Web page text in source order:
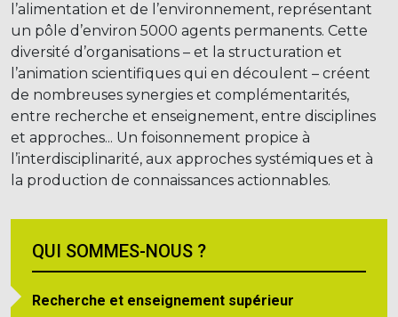
l’alimentation et de l’environnement, représentant
un pôle d’environ 5000 agents permanents. Cette
diversité d’organisations – et la structuration et
l’animation scientifiques qui en découlent – créent
de nombreuses synergies et complémentarités,
entre recherche et enseignement, entre disciplines
et approches... Un foisonnement propice à
l’interdisciplinarité, aux approches systémiques et à
la production de connaissances actionnables.
QUI SOMMES-NOUS ?
Recherche et enseignement supérieur